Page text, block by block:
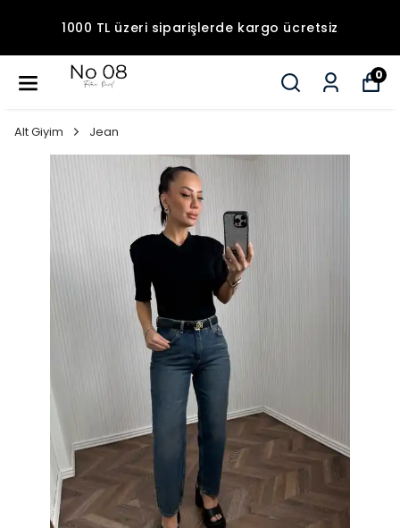
1000 TL üzeri siparişlerde kargo ücretsiz
0
Alt Giyim Jean